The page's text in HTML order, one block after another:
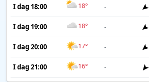
I dag 18:00 18° -
I dag 19:00 18° -
I dag 20:00 17° -
I dag 21:00 16° -